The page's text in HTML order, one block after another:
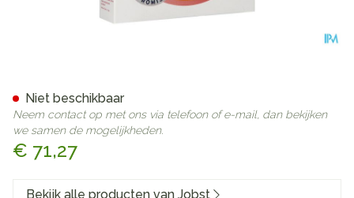
€ 71,27
Niet beschikbaar
Neem contact op met ons via telefoon of e-mail, dan bekijken
we samen de mogelijkheden.
Bekijk alle producten van Jobst